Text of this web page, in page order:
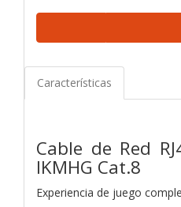
Características
Cable de Red
IKMHG Cat.8
Experiencia de juego